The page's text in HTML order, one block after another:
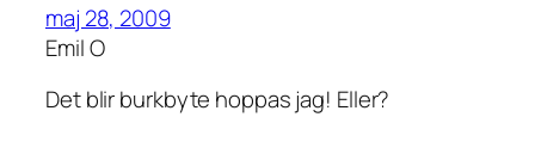
maj 28, 2009
Emil O
Det blir burkbyte hoppas jag! Eller?